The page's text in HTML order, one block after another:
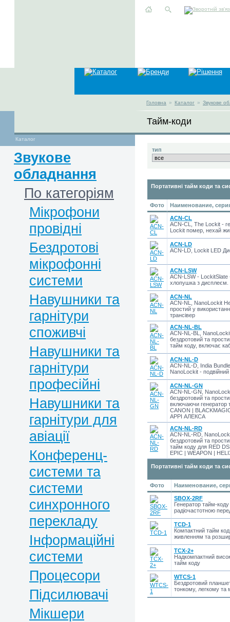
Головна » Каталог » Звукове
Тайм-коди
Каталог
Звукове
обладнання
По категоріям
Мікрофони
провідні
Бездротові
мікрофонні
системи
Навушники та
гарнітури
споживчі
Навушники та
гарнітури
професійні
Навушники та
гарнітури для
авіації
Конференц-
системи та
системи
синхронного
перекладу
Інформаційні
системи
Процесори
Підсилювачі
Мікшери
тип
Портативні тайм коди та
Фото Наименование,
ACN-CL
ACN-CL, The Lockit -
Lockit помер, нехай
ACN-LD
ACN-LD, Lockit LED
ACN-LSW
ACN-LSW -
хлопушка з дисплеєм.
ACN-NL
ACN-NL, NanoLockit
простий у
трансівер
ACN-NL-BL
ACN-NL-BL,
бездротовий та
тайм коду, включає
ACN-NL-D
ACN-NL-D, India
NanoLockit - подвійний
ACN-NL-GN
ACN-NL-GN,
бездротовий та
включаючи генератор
CANON |
АРРІ АЛЕКСА
ACN-NL-RD
ACN-NL-RD,
бездротовий та
тайм коду для RED
EPIC | WEAPON |
Портативні тайм коди та
Фото Наименование,
SBOX-2RF
Генератор тайм-
радіочастотною
TCD-1
Компактний тайм
живленням та
TCX-2+
Надкомпактний
тайм коду
WTCS-1
Бездротовий
тонкому, легкому та